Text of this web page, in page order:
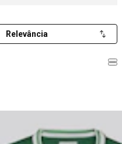
Relevância